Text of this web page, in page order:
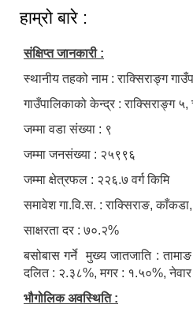
हाम्रो बारे :
संक्षिप्त जानकारी :
स्थानीय तहको नाम : राक्सिराङ्ग
गाउँपालिकाको केन्द्र : राक्सिराङ्ग
जम्मा वडा संख्या : ९
जम्मा जनसंख्या : २५९९६
जम्मा क्षेत्रफल : २२६.७ वर्ग किमि
समावेश गा.वि.स. : राक्सिराङ,
साक्षरता दर : ७०.२%
बसोबास गर्ने मुख्य जातजाति :
दलित : २.३८%, मगर : १.५०%,
भौगोलिक अवस्थिति :